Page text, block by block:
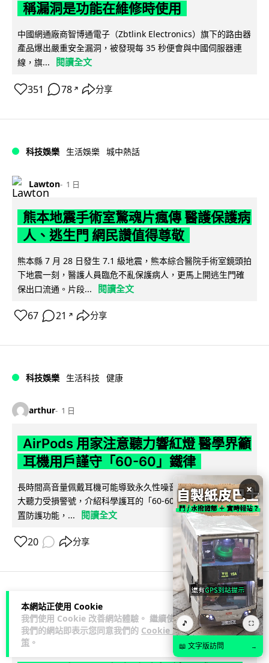
本網站正使用 Cookie
我們使用 Cookie 改善網站體驗。 繼續使用
我們的網站即表示您同意我們的 Cookie 政
策 。
稱漏洞是功能在維修時使用
中國網通廠商智博通電子（Zbtlink Electronics）旗下的路由器
產品爆出嚴重安全漏洞，被發現每 35 秒便會與中國伺服器連
線，旗...
閱讀全文
351 78 ↗ 分享
科技娛樂 生活娛樂 城中熱話
Lawton 1 日
熊本地震手術室驚魂片瘋傳 醫護保護病
人、逃生門 網民讚值得尊敬
熊本縣 7 月 28 日發生 7.1 級地震，熊本綜合醫院手術室鏡頭拍
下地震一刻，醫護人員臨危不亂保護病人，更馬上開逃生門確
保出口流通。片段...
閱讀全文
67 21 ↗ 分享
科技娛樂 生活科技 健康
arthur 1 日
AirPods 用家注意聽力響紅燈 醫學界籲
耳機用戶謹守「60-60」鐵律
長時間高音量佩戴耳機可能導致永久性噪音性聽損。本文盤點 4
大聽力受損警號，介紹科學護耳的「60-60 原則」及 Apple 內
置防護功能，...
閱讀全文
20 分享
人工智能
arthur 1 日
×
🎵 ⛶
📖 文字版訪問 →